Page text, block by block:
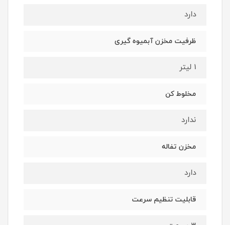
دارد
ظرفیت مخزن آبمیوه گیری
1 لیتر
مخلوط کن
ندارد
مخزن تفاله
دارد
قابلیت تنظیم سرعت